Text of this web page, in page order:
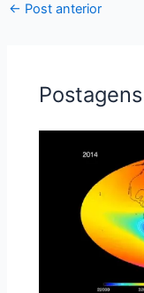
← Post anterior